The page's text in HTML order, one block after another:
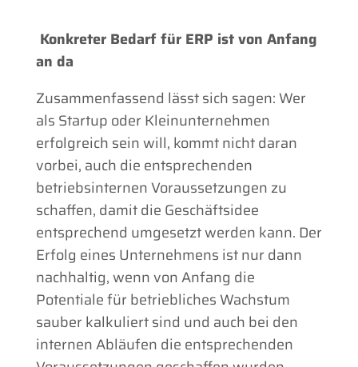
Konkreter Bedarf für ERP ist von Anfang
an da
Zusammenfassend lässt sich sagen: Wer
als Startup oder Kleinunternehmen
erfolgreich sein will, kommt nicht daran
vorbei, auch die entsprechenden
betriebsinternen Voraussetzungen zu
schaffen, damit die Geschäftsidee
entsprechend umgesetzt werden kann. Der
Erfolg eines Unternehmens ist nur dann
nachhaltig, wenn von Anfang die
Potentiale für betriebliches Wachstum
sauber kalkuliert sind und auch bei den
internen Abläufen die entsprechenden